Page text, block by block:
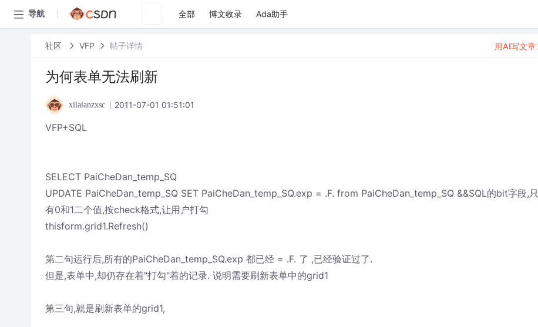
导航 全部 博文收录 Ada助手
社区 VFP 帖子详情
为何表单无法刷新
xilaianzxsc 2011-07-01 01:51:01
VFP+SQL
SELECT PaiCheDan_temp_SQ
UPDATE PaiCheDan_temp_SQ SET PaiCheDan_temp_SQ.exp = .F. from PaiCheDan_temp_SQ &&SQL的bit字段,只
有0和1二个值,按check格式,让用户打勾
thisform.grid1.Refresh()
第二句运行后,所有的PaiCheDan_temp_SQ.exp 都已经 = .F. 了 ,已经验证过了.
但是,表单中,却仍存在着"打勾"着的记录. 说明需要刷新表单中的grid1
第三句,就是刷新表单的grid1,
用AI写文章